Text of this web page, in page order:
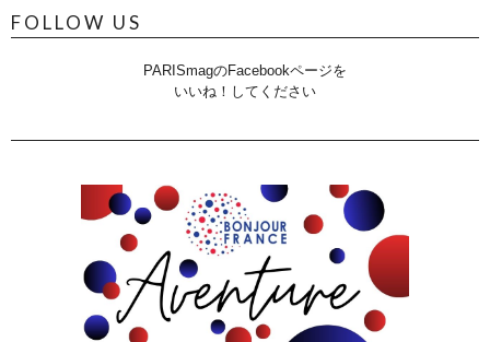
FOLLOW US
PARISmagのFacebookページを
いいね！してください